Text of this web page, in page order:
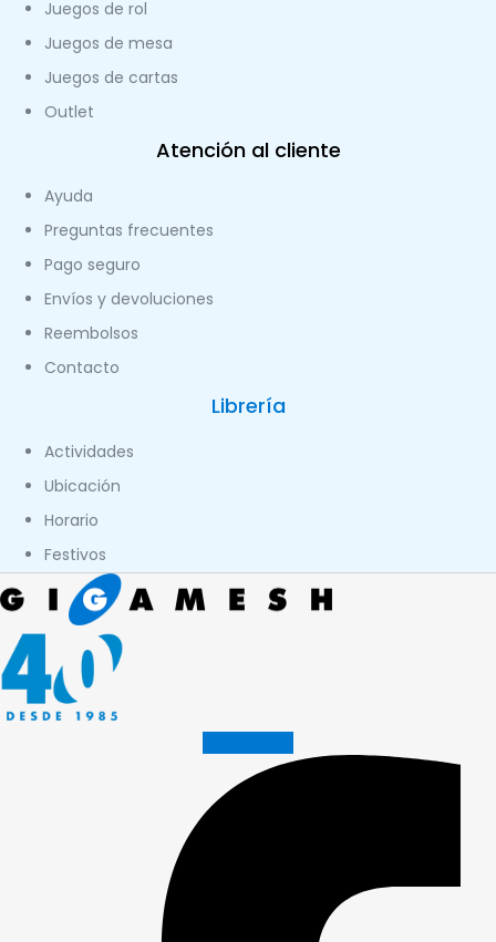
Juegos de rol
Juegos de mesa
Juegos de cartas
Outlet
Atención al cliente
Ayuda
Preguntas frecuentes
Pago seguro
Envíos y devoluciones
Reembolsos
Contacto
Librería
Actividades
Ubicación
Horario
Festivos